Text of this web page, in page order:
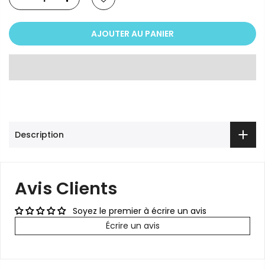
AJOUTER AU PANIER
Description
Avis Clients
Soyez le premier à écrire un avis
Écrire un avis